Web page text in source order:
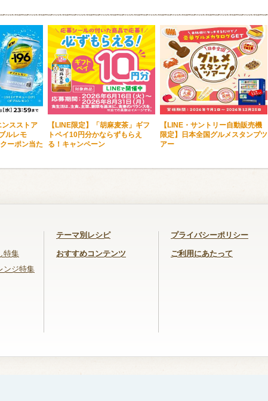
ンスストア
ルレモ
ーポン当た
【LINE限定】「胡麻麦茶」ギフ
トペイ10円分かならずもらえ
る！キャンペーン
【LINE・サントリー自動販売機
限定】日本全国グルメスタンプツ
アー
特集
ンジ特集
テーマ別レシピ
おすすめコンテンツ
プライバシーポリシー
ご利用にあたって